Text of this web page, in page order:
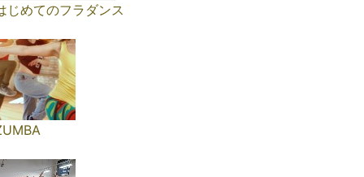
じめてのフラダンス